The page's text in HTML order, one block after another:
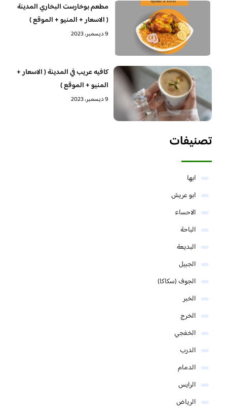
مطعم بوخارست البخاري المدينة
( الاسعار + المنيو + الموقع )
9 ديسمبر، 2023
كافيه عريب في المدينة ( الاسعار +
المنيو + الموقع )
9 ديسمبر، 2023
تصنيفات
ابها
ابو عريش
الاحساء
الباحة
البديعة
الجبيل
الجوف (سكاكا)
الخبر
الخرج
الخفجي
الدرب
الدمام
الرايس
الرياض